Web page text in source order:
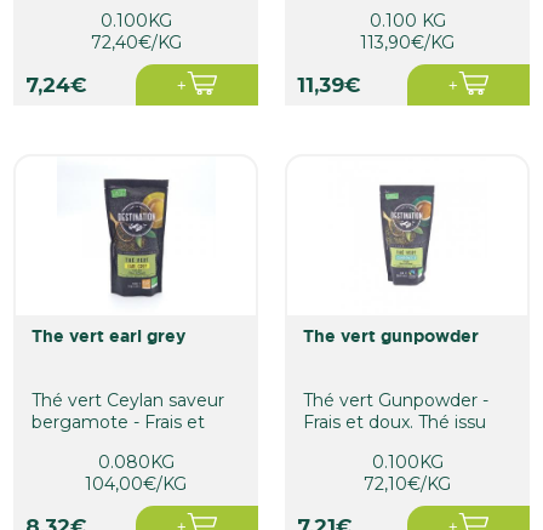
0.100KG
72,40€/KG
7,24€
réconfortant...
0.100 KG
113,90€/KG
11,39€
the vert earl grey
Thé vert Ceylan saveur
bergamote - Frais et
0.080KG
104,00€/KG
the vert gunpowder
Thé vert Gunpowder -
Frais et doux. Thé issu
biologique...0.100KG
72,10€/KG